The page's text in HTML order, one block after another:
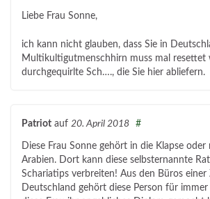
Liebe Frau Sonne,
ich kann nicht glauben, dass Sie in
Multikultigutmenschhirn muss mal resettet
durchgequirlte Sch…., die Sie hier abliefern.
Patriot auf 20. April 2018 #
Diese Frau Sonne gehört in die Klapse oder
Arabien. Dort kann diese selbsternannte
Schariatips verbreiten! Aus den Büros einer
Deutschland gehört diese Person für